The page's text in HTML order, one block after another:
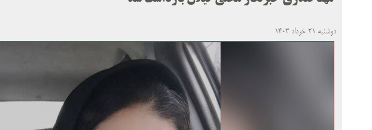
دوشنبه ۲۱ خرداد ۱۴۰۳